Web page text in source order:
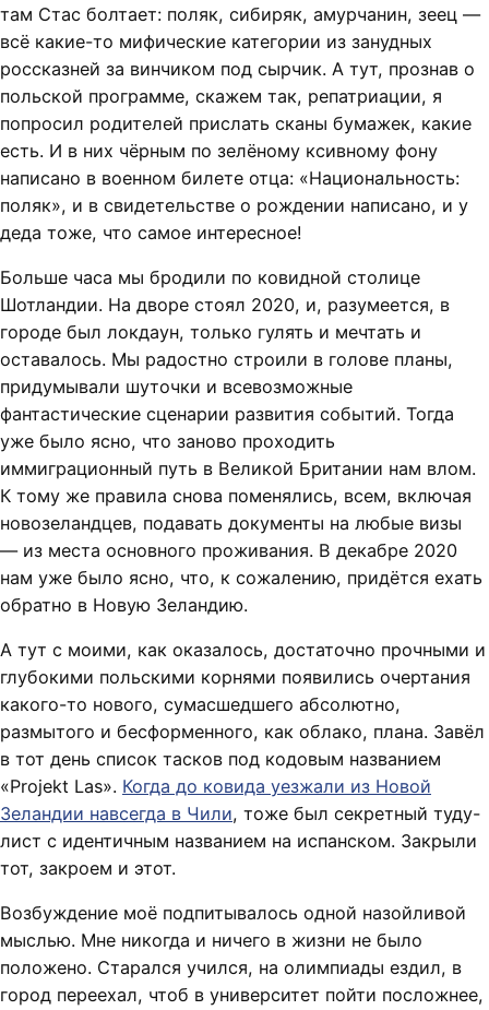
там Стас болтает: поляк, сибиряк, амурчанин, зеец —
всё какие-то мифические категории из занудных
россказней за винчиком под сырчик. А тут, прознав о
польской программе, скажем так, репатриации, я
попросил родителей прислать сканы бумажек, какие
есть. И в них чёрным по зелёному ксивному фону
написано в военном билете отца: «Национальность:
поляк», и в свидетельстве о рождении написано, и у
деда тоже, что самое интересное!
Больше часа мы бродили по ковидной столице
Шотландии. На дворе стоял 2020, и, разумеется, в
городе был локдаун, только гулять и мечтать и
оставалось. Мы радостно строили в голове планы,
придумывали шуточки и всевозможные
фантастические сценарии развития событий. Тогда
уже было ясно, что заново проходить
иммиграционный путь в Великой Британии нам влом.
К тому же правила снова поменялись, всем, включая
новозеландцев, подавать документы на любые визы
— из места основного проживания. В декабре 2020
нам уже было ясно, что, к сожалению, придётся ехать
обратно в Новую Зеландию.
А тут с моими, как оказалось, достаточно прочными и
глубокими польскими корнями появились очертания
какого-то нового, сумасшедшего абсолютно,
размытого и бесформенного, как облако, плана. Завёл
в тот день список тасков под кодовым названием
«Projekt Las». Когда до ковида уезжали из Новой
Зеландии навсегда в Чили, тоже был секретный туду-
лист с идентичным названием на испанском. Закрыли
тот, закроем и этот.
Возбуждение моё подпитывалось одной назойливой
мыслью. Мне никогда и ничего в жизни не было
положено. Старался учился, на олимпиады ездил, в
город переехал, чтоб в университет пойти посложнее,